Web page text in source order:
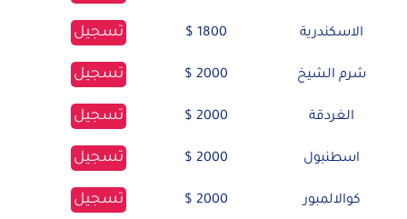
الاسكندرية 1800 $ تسجيل
شرم الشيخ 2000 $ تسجيل
الغردقة 2000 $ تسجيل
اسطنبول 2000 $ تسجيل
كوالالمبور 2000 $ تسجيل